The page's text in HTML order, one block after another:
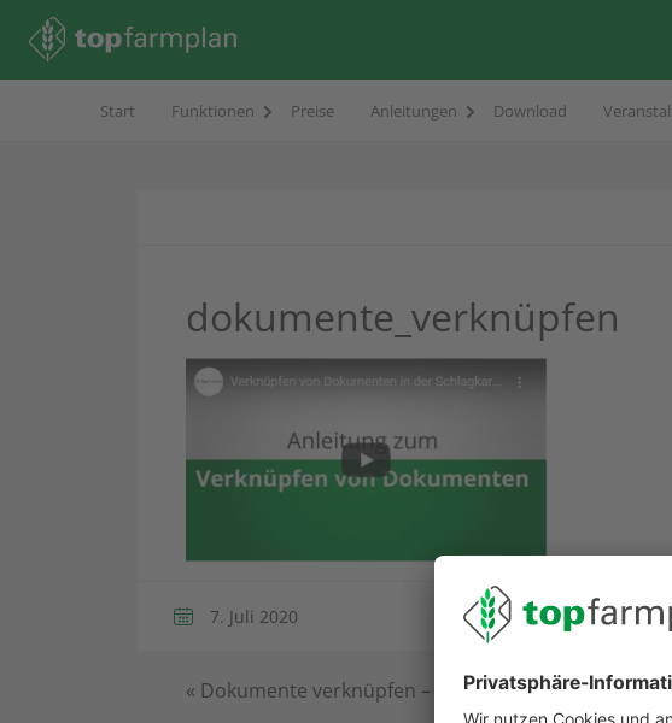
Start Funktionen Preise Anleitungen Download
dokumente_verknüpfen
7. Juli 2020
« Dokumente verknüpfen – An den Schlag, das Tier